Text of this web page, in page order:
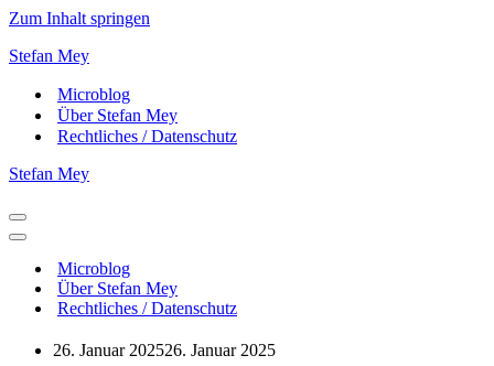
Zum Inhalt springen
Stefan Mey
Microblog
Über Stefan Mey
Rechtliches / Datenschutz
Stefan Mey
Navigationsmenü
Navigationsmenü
Microblog
Über Stefan Mey
Rechtliches / Datenschutz
26. Januar 202526. Januar 2025